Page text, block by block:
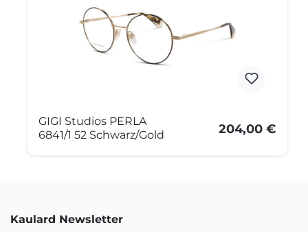
GIGI Studios PERLA
6841/1 52 Schwarz/Gold
204,00 €
Kaulard Newsletter